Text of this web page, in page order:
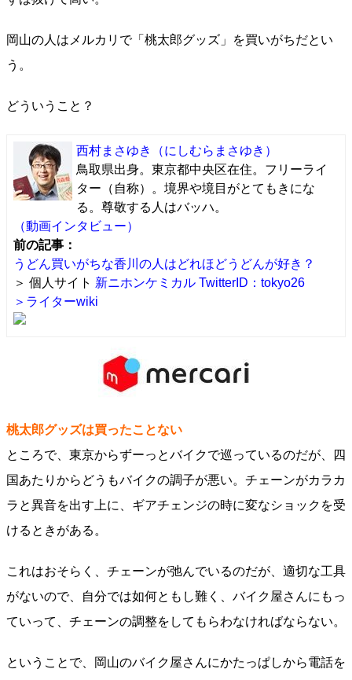
岡山の人はメルカリで「桃太郎グッズ」を買いがちだとい
う。
どういうこと？
西村まさゆき
（にしむらまさゆき）
鳥取県出身。東京都中央区在住。フリーライ
ター（自称）。境界や境目がとてもきにな
る。尊敬する人はバッハ。
（動画インタビュー）
前の記事：
うどん買いがちな香川の人はどれほどうどんが好き？
＞ 個人サイト 新ニホンケミカル TwitterID：tokyo26
＞ライターwiki
桃太郎グッズは買ったことない
ところで、東京からずーっとバイクで巡っているのだが、四
国あたりからどうもバイクの調子が悪い。チェーンがカラカ
ラと異音を出す上に、ギアチェンジの時に変なショックを受
けるときがある。
これはおそらく、チェーンが弛んでいるのだが、適切な工具
がないので、自分では如何ともし難く、バイク屋さんにもっ
ていって、チェーンの調整をしてもらわなければならない。
ということで、岡山のバイク屋さんにかたっぱしから電話を